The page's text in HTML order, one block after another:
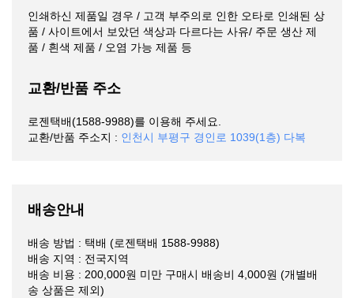
인쇄하신 제품일 경우 / 고객 부주의로 인한 오타로 인쇄된 상
품 / 사이트에서 보았던 색상과 다르다는 사유/ 주문 생산 제
품 / 흰색 제품 / 오염 가능 제품 등
교환/반품 주소
로젠택배(1588-9988)를 이용해 주세요.
교환/반품 주소지 : 인천시 부평구 경인로 1039(1층) 다복
배송안내
배송 방법 : 택배 (로젠택배 1588-9988)
배송 지역 : 전국지역
배송 비용 : 200,000원 미만 구매시 배송비 4,000원 (개별배
송 상품은 제외)